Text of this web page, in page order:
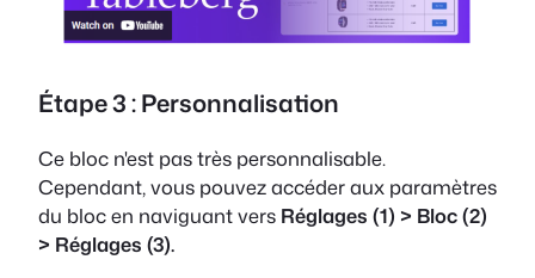
Étape 3 : Personnalisation
Ce bloc n'est pas très personnalisable.
Cependant, vous pouvez accéder aux paramètres
du bloc en naviguant vers Réglages (1) > Bloc (2)
> Réglages (3).